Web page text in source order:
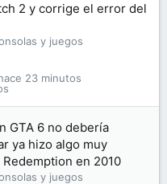
2 y corrige el error del
y juegos
23 minutos
GTA 6 no debería
ya hizo algo muy
en 2010
y juegos